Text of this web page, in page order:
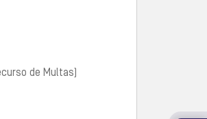
de Multas)